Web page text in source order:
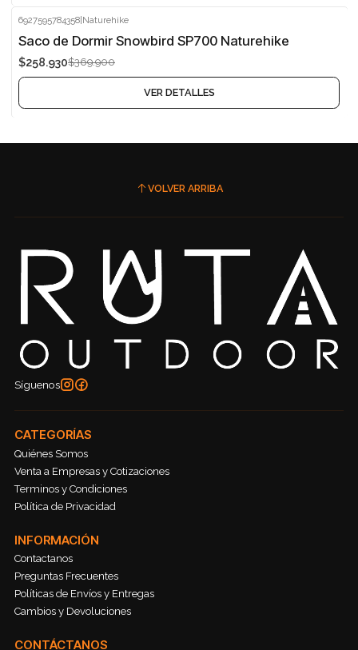
-30%
Agotado
6927595784358|Naturehike
Saco de Dormir Snowbird SP700 Naturehike
$258.930$369.900
VER DETALLES
VOLVER ARRIBA
Síguenos
CATEGORÍAS
Quiénes Somos
Venta a Empresas y Cotizaciones
Terminos y Condiciones
Política de Privacidad
INFORMACIÓN
Contactanos
Preguntas Frecuentes
Políticas de Envíos y Entregas
Cambios y Devoluciones
CONTÁCTANOS